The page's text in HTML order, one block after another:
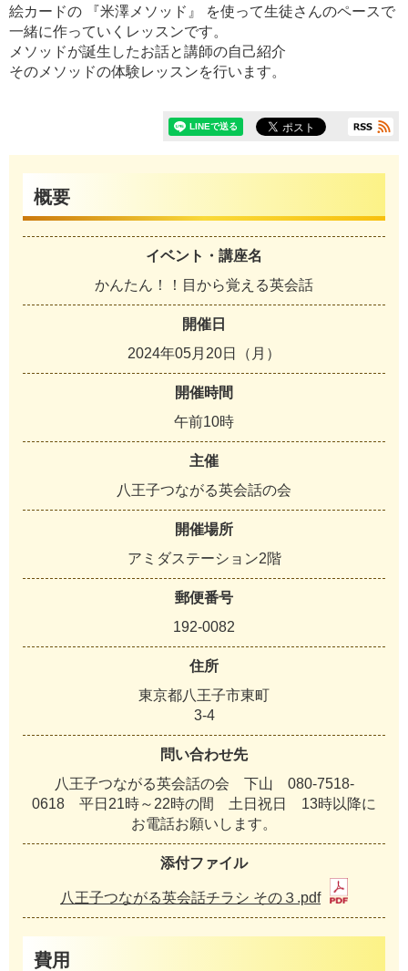
絵カードの 『米澤メソッド』 を使って生徒さんのペースで
一緒に作っていくレッスンです。
メソッドが誕生したお話と講師の自己紹介
そのメソッドの体験レッスンを行います。
概要
イベント・講座名
かんたん！！目から覚える英会話
開催日
2024年05月20日（月）
開催時間
午前10時
主催
八王子つながる英会話の会
開催場所
アミダステーション2階
郵便番号
192-0082
住所
東京都八王子市東町
3-4
問い合わせ先
八王子つながる英会話の会 下山 080-7518-
0618 平日21時～22時の間 土日祝日 13時以降に
お電話お願いします。
添付ファイル
八王子つながる英会話チラシ その３.pdf
費用